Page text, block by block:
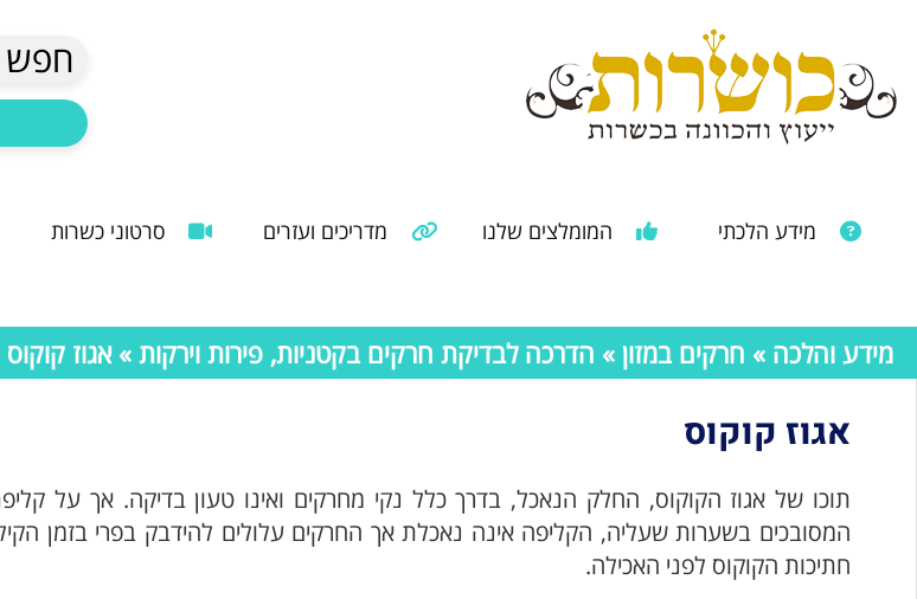
חפש באתר
מידע הלכתי המומלצים שלנו מדריכים ועזרים סרטוני כשרות
מידע והלכה » חרקים במזון » הדרכה לבדיקת חרקים בקטניות, פירות וירקות » אגוז קוקוס
אגוז קוקוס
תוכו של אגוז הקוקוס, החלק הנאכל, בדרך כלל נקי מחרקים ואינו טעון בדיקה. אך על
המסובכים בשערות שעליה, הקליפה אינה נאכלת אך החרקים עלולים להידבק בפרי בזמן
חתיכות הקוקוס לפני האכילה.